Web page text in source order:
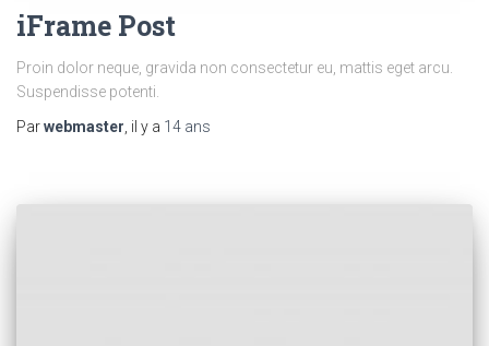
iFrame Post
Proin dolor neque, gravida non consectetur eu, mattis eget arcu.
Suspendisse potenti.
Parwebmaster , il y a 14 ans